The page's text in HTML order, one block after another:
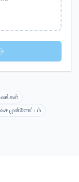
முன்னோட்டம்